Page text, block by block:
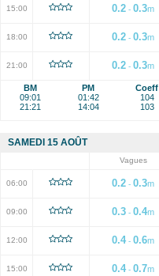
15:00 0.2 -0.3m
18:00 0.2 -0.3m
21:00 0.2 -0.3m
BM
09:01
21:21
PM
01:42
14:04
Coeff
104
103
SAMEDI 15 AOÛT
Vagues
06:00 0.2 -0.3m
09:00 0.3 -0.4m
12:00 0.4-0.6m
15:00 0.4-0.7m